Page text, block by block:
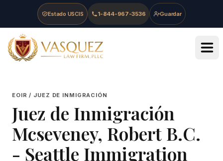
Skip to main content
Skip to navigation
Skip to footer
Estado USCIS 1-844-967-3536 Guardar
Vasquez Law Firm - Home
EOIR / JUEZ DE INMIGRACIÓN
Juez de Inmigración
Mcseveney, Robert B.C.
- Seattle Immigration